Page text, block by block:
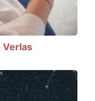
Verlas